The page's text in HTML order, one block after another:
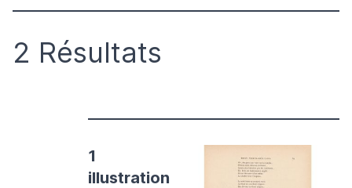
2 Résultats
1
illustration